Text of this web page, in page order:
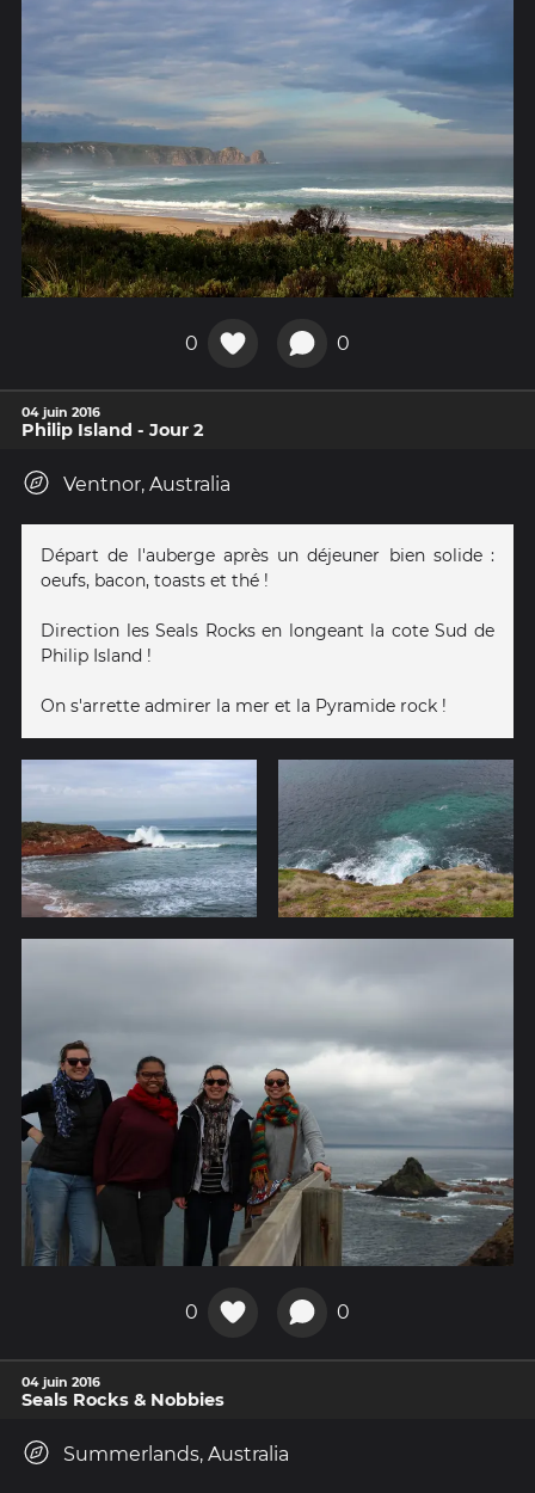
0 0
04 juin 2016
Philip Island - Jour 2
Ventnor, Australia
Départ de l'auberge après un déjeuner bien solide :
oeufs, bacon, toasts et thé !
Direction les Seals Rocks en longeant la cote Sud de
Philip Island !
On s'arrette admirer la mer et la Pyramide rock !
0 0
04 juin 2016
Seals Rocks & Nobbies
Summerlands, Australia